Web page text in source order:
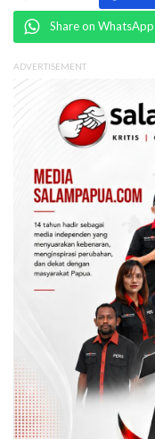
Share on WhatsApp
ADVERTISEMENT